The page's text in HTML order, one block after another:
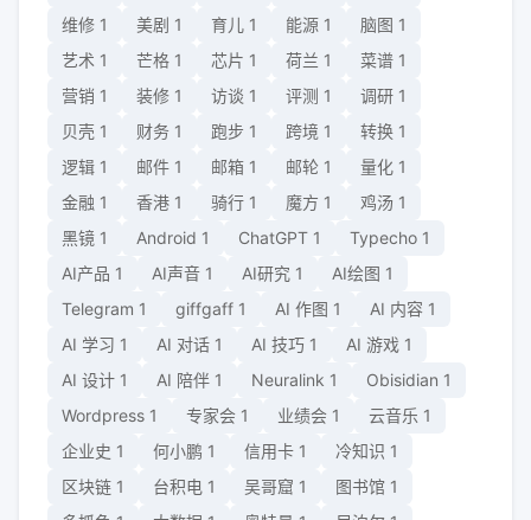
维修 1 美剧 1 育儿 1 能源 1 脑图 1
艺术 1 芒格 1 芯片 1 荷兰 1 菜谱 1
营销 1 装修 1 访谈 1 评测 1 调研 1
贝壳 1 财务 1 跑步 1 跨境 1 转换 1
逻辑 1 邮件 1 邮箱 1 邮轮 1 量化 1
金融 1 香港 1 骑行 1 魔方 1 鸡汤 1
黑镜 1 Android 1 ChatGPT 1 Typecho 1
AI产品 1 AI声音 1 AI研究 1 AI绘图 1
Telegram 1 giffgaff 1 AI 作图 1 AI 内容 1
AI 学习 1 AI 对话 1 AI 技巧 1 AI 游戏 1
AI 设计 1 AI 陪伴 1 Neuralink 1 Obisidian 1
Wordpress 1 专家会 1 业绩会 1 云音乐 1
企业史 1 何小鹏 1 信用卡 1 冷知识 1
区块链 1 台积电 1 吴哥窟 1 图书馆 1